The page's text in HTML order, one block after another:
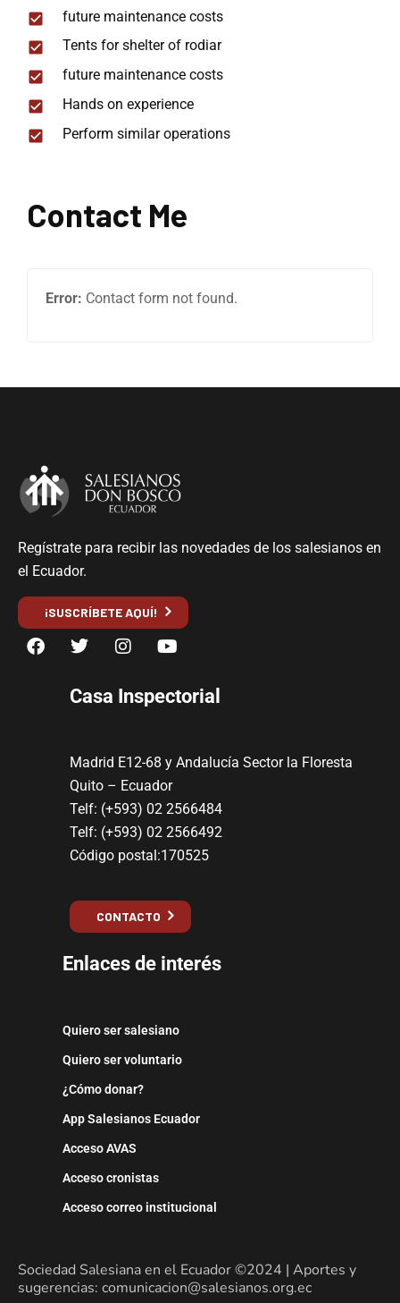
future maintenance costs
Tents for shelter of rodiar
future maintenance costs
Hands on experience
Perform similar operations
Contact Me
Error: Contact form not found.
Regístrate para recibir las novedades de los salesianos en
el Ecuador.
¡SUSCRÍBETE AQUÍ!
Casa Inspectorial
Madrid E12-68 y Andalucía Sector la Floresta
Quito – Ecuador
Telf: (+593) 02 2566484
Telf: (+593) 02 2566492
Código postal:170525
CONTACTO
Enlaces de interés
Quiero ser salesiano
Quiero ser voluntario
¿Cómo donar?
App Salesianos Ecuador
Acceso AVAS
Acceso cronistas
Acceso correo institucional
Sociedad Salesiana en el Ecuador ©2024 | Aportes y
sugerencias: comunicacion@salesianos.org.ec